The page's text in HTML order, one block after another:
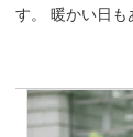
す。 暖かい日